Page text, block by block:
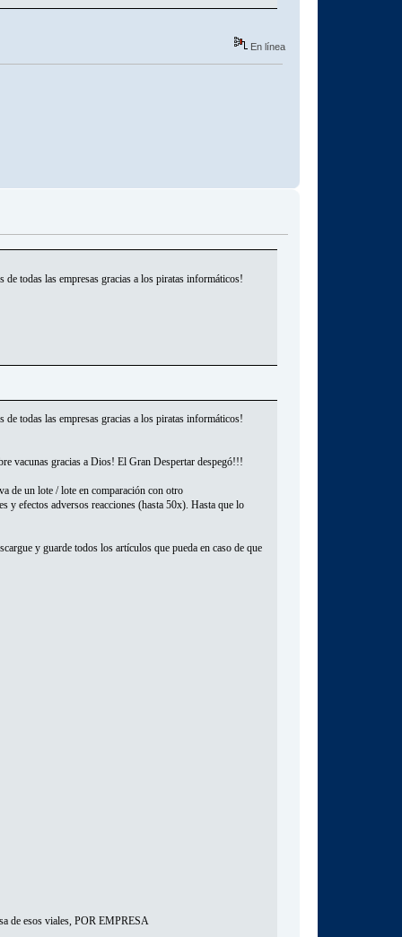
En línea
todas las empresas gracias a los piratas informáticos!
todas las empresas gracias a los piratas informáticos!
vacunas gracias a Dios! El Gran Despertar despegó!!!
de un lote / lote en comparación con otro
y efectos adversos reacciones (hasta 50x). Hasta que lo
y guarde todos los artículos que pueda en caso de que
esos viales, POR EMPRESA